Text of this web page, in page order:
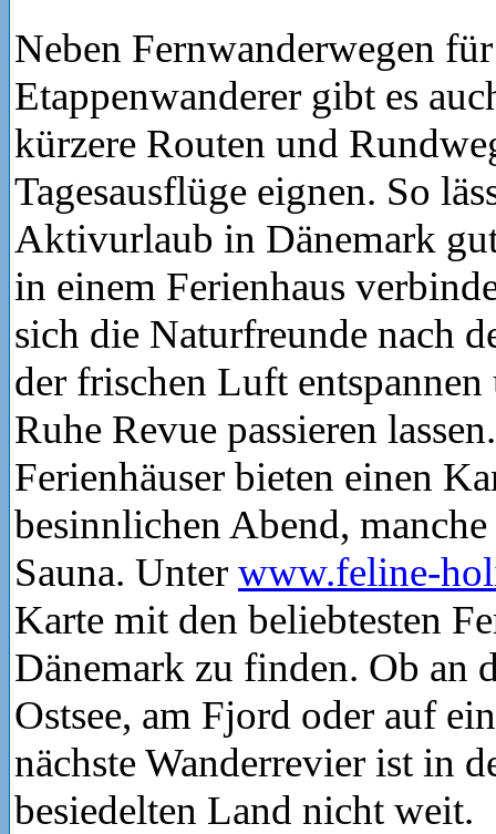
Neben Fernwanderwegen
Etappenwanderer gibt es
kürzere Routen und
Tagesausflüge eignen. So
Aktivurlaub in Dänemark
in einem Ferienhaus
sich die Naturfreunde nach
der frischen Luft
Ruhe Revue passieren
Ferienhäuser bieten einen
besinnlichen Abend,
Sauna. Unter www.feline-
Karte mit den beliebtesten
Dänemark zu finden. Ob an
Ostsee, am Fjord oder auf
nächste Wanderrevier ist in
besiedelten Land nicht weit.